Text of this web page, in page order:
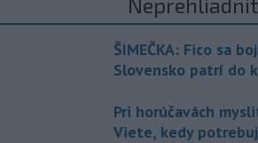
ŠIMEČKA: Fico sa
Slovensko patrí do
Pri horúčavách
Viete, kedy